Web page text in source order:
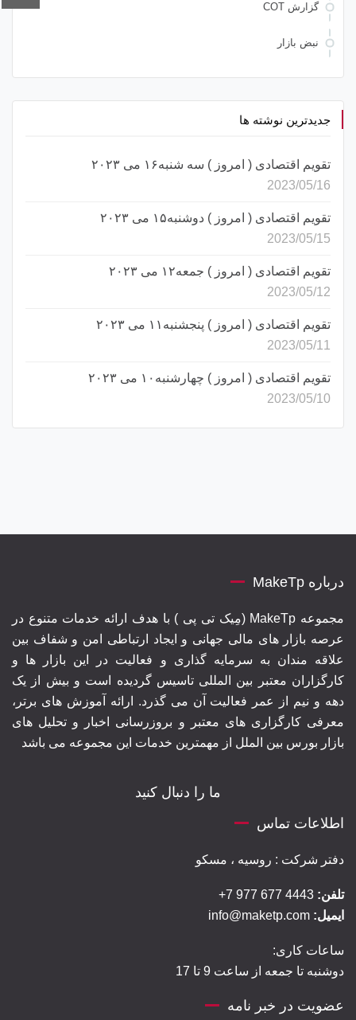
گزارش COT
نبض بازار
جدیدترین نوشته ها
تقویم اقتصادی ( امروز ) سه شنبه۱۶ می ۲۰۲۳
2023/05/16
تقویم اقتصادی ( امروز ) دوشنبه۱۵ می ۲۰۲۳
2023/05/15
تقویم اقتصادی ( امروز ) جمعه۱۲ می ۲۰۲۳
2023/05/12
تقویم اقتصادی ( امروز ) پنجشنبه۱۱ می ۲۰۲۳
2023/05/11
تقویم اقتصادی ( امروز ) چهارشنبه۱۰ می ۲۰۲۳
2023/05/10
درباره MakeTp
مجموعه MakeTp (مِیک تی پی ) با هدف ارائه خدمات متنوع در
عرصه بازار های مالی جهانی و ایجاد ارتباطی امن و شفاف بین
علاقه مندان به سرمایه گذاری و فعالیت در این بازار ها و
کارگزاران معتبر بین المللی تاسیس گردیده است و بیش از یک
دهه و نیم از عمر فعالیت آن می گذرد. ارائه آموزش های برتر‍،
معرفی کارگزاری های معتبر و بروزرسانی اخبار و تحلیل های
بازار بورس بین الملل از مهمترین خدمات این مجموعه می باشد
ما را دنبال کنید
اطلاعات تماس
دفتر شرکت : روسیه ، مسکو
تلفن:
ایمیل:
ساعات کاری:
دوشنبه تا جمعه از ساعت 9 تا 17
عضویت در خبر نامه